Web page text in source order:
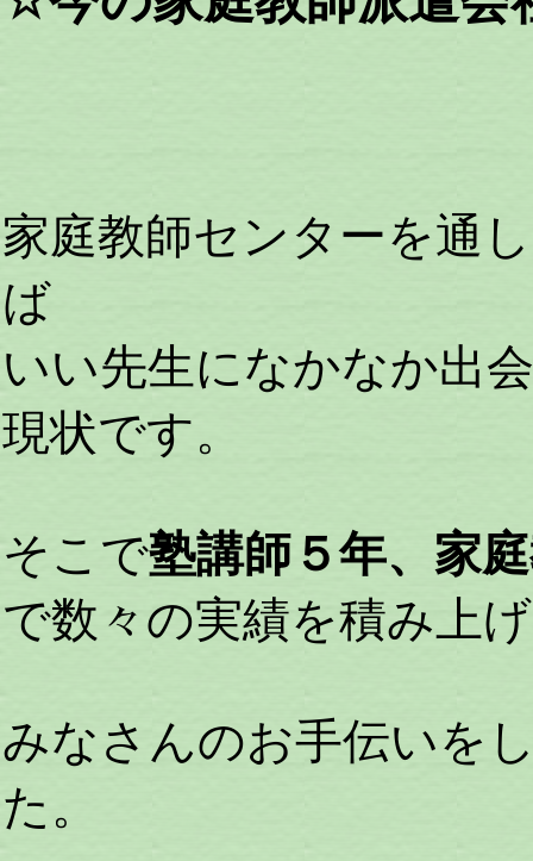
家庭教師センターを通
ば
いい先生になかなか出
現状です。
そこで塾講師５年、家
で数々の実績を積み上
みなさんのお手伝いを
た。